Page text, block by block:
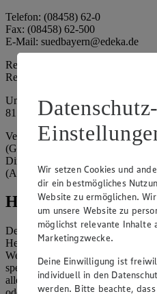
Telefon: (08458) 62-0
Fax: (08458) 62-500
E-Mail: suedbayern@edeka.de
Registergericht: Amtsgericht
Registernummer: HRA 3325
Umsatzsteuer-
815764015
Vertretungsberechtigte: EDEKA
(Gesellschafter), Claus Hollinger
Dirk Eßmann (Vorstandsmitglied),
(Aufsichtsratsvorsitzender)
Hinweise
Der Inhalt dieser Website ist
Herausgeber gewährt Ihnen jedoch
Website bereitgestellten Text ganz
speichern und zu vervielfältigen.
allerdings die Speicherung und
Datenschutz-
Wir setzen Cookies und
dir ein bestmögliches
Website zu ermöglichen.
um unsere Website zu
möglichst relevante Inhalte
Marketingzwecke.
Deine Einwilligung ist
individuell in den
werden. Bitte beachte,